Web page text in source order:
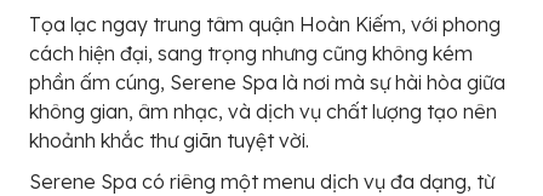
Tọa lạc ngay trung tâm quận Hoàn Kiếm, với phong
cách hiện đại, sang trọng nhưng cũng không kém
phần ấm cúng, Serene Spa là nơi mà sự hài hòa giữa
không gian, âm nhạc, và dịch vụ chất lượng tạo nên
khoảnh khắc thư giãn tuyệt vời.
Serene Spa có riêng một menu dịch vụ đa dạng, từ